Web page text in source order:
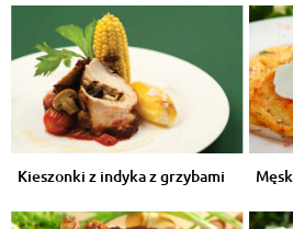
Kieszonki z indyka z grzybami